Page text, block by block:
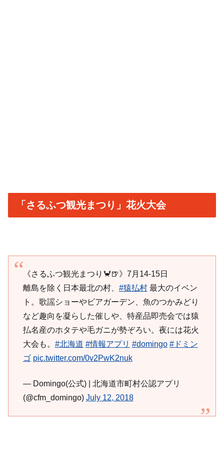
「さるふつ観光まつり」花火大会
《さるふつ観光まつり🦀🍺》7月14-15日
離島を除く日本最北の村、 #猿払村最大のイベン
ト。歌謡ショーやビアガーデン、魚のつかみどり
など趣向を凝らした催しや、特産品即売会では猿
払名産のホタテや毛ガニが勢ぞろい。夜には花火
大会も。 #北海道 #情報アプリ #domingo #ドミン
ゴ pic.twitter.com/0v2PwK2nuk
— Domingo(公式) | 北海道市町村公認アプリ
(@cfm_domingo) July 12, 2018